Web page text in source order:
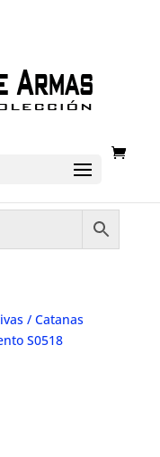
/ Catanas
S0518